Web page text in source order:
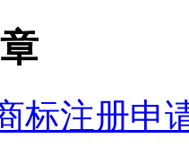
标注册申